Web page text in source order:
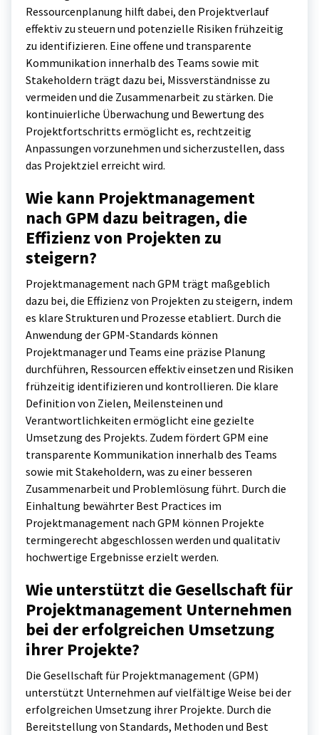
Ressourcenplanung hilft dabei, den Projektverlauf
effektiv zu steuern und potenzielle Risiken frühzeitig
zu identifizieren. Eine offene und transparente
Kommunikation innerhalb des Teams sowie mit
Stakeholdern trägt dazu bei, Missverständnisse zu
vermeiden und die Zusammenarbeit zu stärken. Die
kontinuierliche Überwachung und Bewertung des
Projektfortschritts ermöglicht es, rechtzeitig
Anpassungen vorzunehmen und sicherzustellen, dass
das Projektziel erreicht wird.
Wie kann Projektmanagement
nach GPM dazu beitragen, die
Effizienz von Projekten zu
steigern?
Projektmanagement nach GPM trägt maßgeblich
dazu bei, die Effizienz von Projekten zu steigern, indem
es klare Strukturen und Prozesse etabliert. Durch die
Anwendung der GPM-Standards können
Projektmanager und Teams eine präzise Planung
durchführen, Ressourcen effektiv einsetzen und Risiken
frühzeitig identifizieren und kontrollieren. Die klare
Definition von Zielen, Meilensteinen und
Verantwortlichkeiten ermöglicht eine gezielte
Umsetzung des Projekts. Zudem fördert GPM eine
transparente Kommunikation innerhalb des Teams
sowie mit Stakeholdern, was zu einer besseren
Zusammenarbeit und Problemlösung führt. Durch die
Einhaltung bewährter Best Practices im
Projektmanagement nach GPM können Projekte
termingerecht abgeschlossen werden und qualitativ
hochwertige Ergebnisse erzielt werden.
Wie unterstützt die Gesellschaft für
Projektmanagement Unternehmen
bei der erfolgreichen Umsetzung
ihrer Projekte?
Die Gesellschaft für Projektmanagement (GPM)
unterstützt Unternehmen auf vielfältige Weise bei der
erfolgreichen Umsetzung ihrer Projekte. Durch die
Bereitstellung von Standards, Methoden und Best